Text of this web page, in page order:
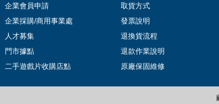
企業會員申請
企業採購/商用事業處
人才募集
門市據點
二手遊戲片收購店點
取貨方式
發票說明
退換貨流程
退款作業說明
原廠保固維修